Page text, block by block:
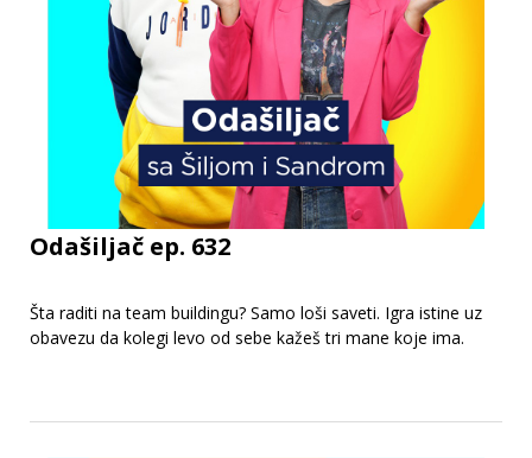
Odašiljač ep. 632
Šta raditi na team buildingu? Samo loši saveti. Igra istine uz
obavezu da kolegi levo od sebe kažeš tri mane koje ima.